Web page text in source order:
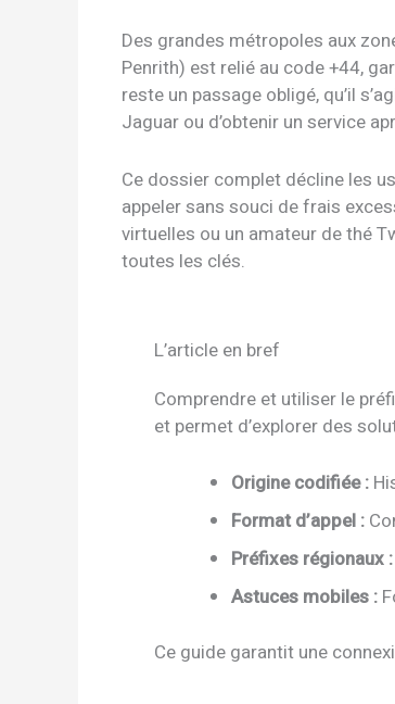
Des grandes métropoles aux
Penrith) est relié au code +44,
reste un passage obligé, qu’il
Jaguar ou d’obtenir un service
Ce dossier complet décline les
appeler sans souci de frais
virtuelles ou un amateur de thé
toutes les clés.
L’article en bref
Comprendre et utiliser le
et permet d’explorer des
Origine codifiée :
Format d’appel :
Préfixes régionaux :
Astuces mobiles :
Ce guide garantit une